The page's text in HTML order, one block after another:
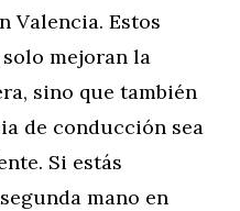
Valencia. Estos
solo mejoran la
sino que también
de conducción sea
Si estás
mano en